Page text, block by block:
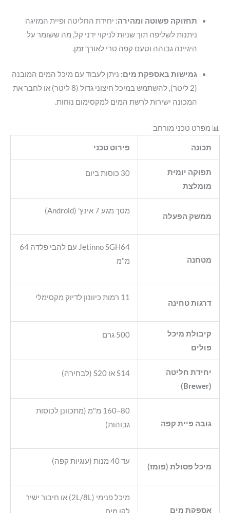
תחזוקה פשוטה ומהירה: יחידת החליטה ופיית המזיגה
ניתנות לשליפה תוך שניות לניקוי ידני קל, מה ששומר על
היגיינה גבוהה וטעם קפה טרי לאורך זמן.
גמישות באספקת מים: ניתן לעבוד עם מיכל המים המובנה
(2 ליטר), להשתמש במיכל חיצוני גדול (8 ליטר) או לחבר את
המכונה ישירות לרשת המים למקסימום נוחות.
📊 מפרט טכני מורחב
תכונה פירוט טכני
תפוקה יומית
מומלצת
30 כוסות ביום
ממשק הפעלה
מסך מגע 7 אינץ' (Android)
מטחנה
Jetinno SGH64 עם להבי פלדה 64
מ"מ
דרגות טחינה
11 רמות כיוונון לדיוק מקסימלי
קיבולת מיכל
פולים
500 גרם
יחידת חליטה
(Brewer)
S14 או S20 (לבחירה)
גובה פיית קפה
80–160 מ"מ (מתכוונן לכוסות
גבוהות)
מיכל פסולת (פומז)
עד 40 מנות (עוגיות קפה)
אספקת מים
מיכל פנימי (2L/8L) או חיבור ישיר
לקו מים